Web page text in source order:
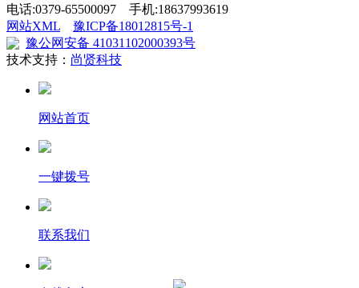
电话:0379-65500097 手机:18637993619
网站XML
豫ICP备18012815号-1
豫公网安备 41031102000393号
技术支持： 尚贤科技
网站首页
一键拨号
联系我们